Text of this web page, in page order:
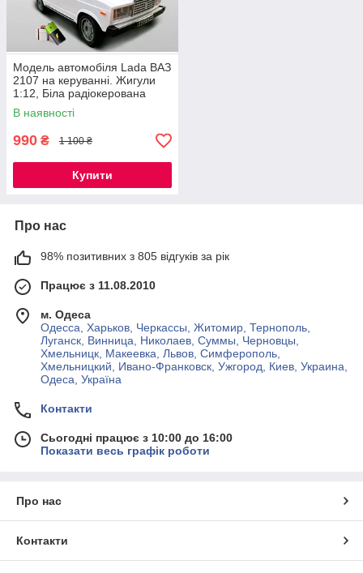
Модель автомобіля Lada ВАЗ
2107 на керуванні. Жигули
1:12, Біла радіокерована
модель
В наявності
990 ₴ 1 100 ₴
Купити
Про нас
98% позитивних з 805 відгуків за рік
Працює з 11.08.2010
м. Одеса
Одесса, Харьков, Черкассы, Житомир, Тернополь,
Луганск, Винница, Николаев, Суммы, Черновцы,
Хмельницк, Макеевка, Львов, Симферополь,
Хмельницкий, Ивано-Франковск, Ужгород, Киев, Украина,
Одеса, Україна
Контакти
Сьогодні працює з 10:00 до 16:00
Показати весь графік роботи
Про нас
Контакти